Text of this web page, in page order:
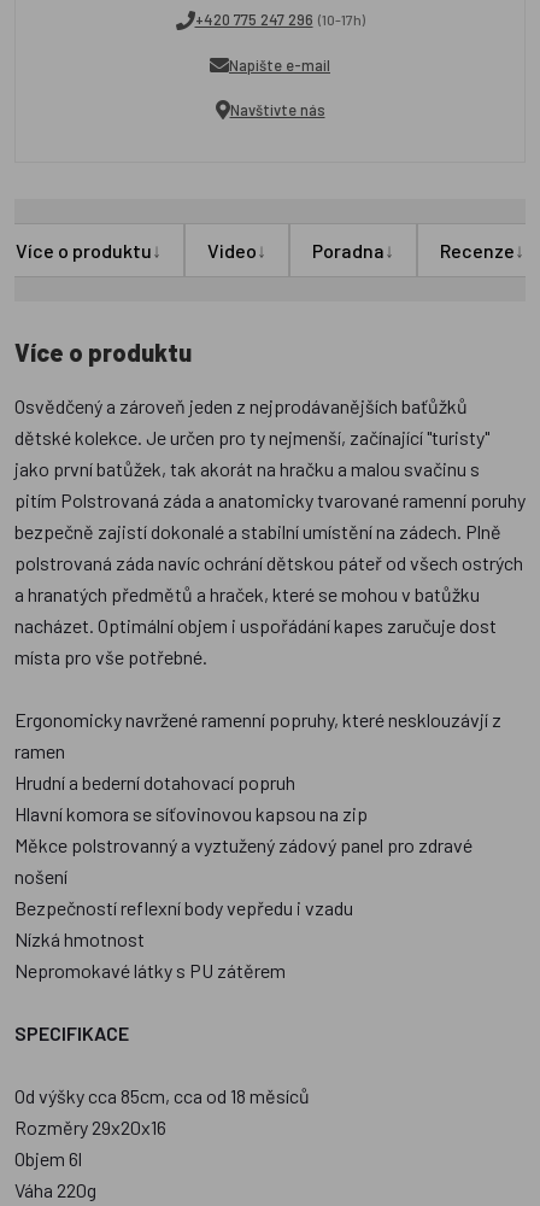
+420 775 247 296 (10-17h)
Napište e-mail
Navštivte nás
Více o produktu↓ Video↓ Poradna↓ Recenze↓
Více o produktu
Osvědčený a zároveň jeden z nejprodávanějších baťůžků
dětské kolekce. Je určen pro ty nejmenší, začínající "turisty"
jako první batůžek, tak akorát na hračku a malou svačinu s
pitím Polstrovaná záda a anatomicky tvarované ramenní poruhy
bezpečně zajistí dokonalé a stabilní umístění na zádech. Plně
polstrovaná záda navíc ochrání dětskou páteř od všech ostrých
a hranatých předmětů a hraček, které se mohou v batůžku
nacházet. Optimální objem i uspořádání kapes zaručuje dost
místa pro vše potřebné.
Ergonomicky navržené ramenní popruhy, které nesklouzávjí z
ramen
Hrudní a bederní dotahovací popruh
Hlavní komora se síťovinovou kapsou na zip
Měkce polstrovanný a vyztužený zádový panel pro zdravé
nošení
Bezpečností reflexní body vepředu i vzadu
Nízká hmotnost
Nepromokavé látky s PU zátěrem
SPECIFIKACE
Od výšky cca 85cm, cca od 18 měsíců
Rozměry 29x20x16
Objem 6l
Váha 220g